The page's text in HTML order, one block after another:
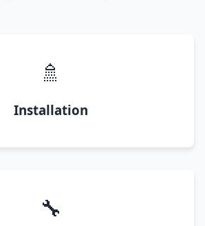
🚿
Installation
🔧